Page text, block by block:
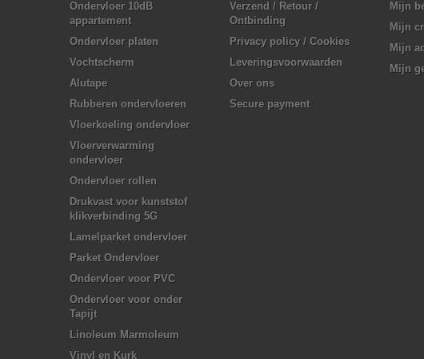
Ondervloer 10dB
appartement
Ondervloer platen
Vochtscherm
Alutape
Rubberen ondervloeren
Vloerkoeling ondervloer
Vloerverwarming
ondervloer
Ondervloer rollen
Drukvast voor kunststof
klikverbinding 5G
Lamelparket ondervloer
Parket Ondervloer
Ondervloer voor PVC
Ondervloer voor onder
Tapijt
Linoleum Marmoleum
Vinyl en Kurk
Verzend / Retour /
Ontbinding
Privacy policy / Cookies
Leveringsvoorwaarden
Over ons
Secure payment
Mijn
Mijn
Mijn
Mijn